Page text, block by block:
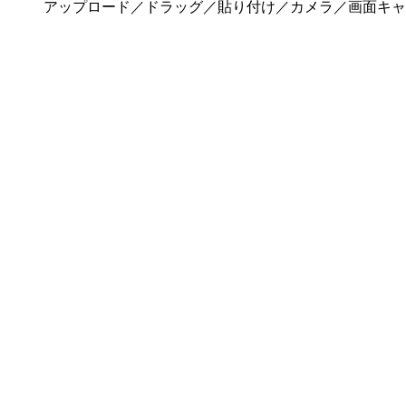
アップロード／ドラッグ／貼り付け／カメラ／画面キ